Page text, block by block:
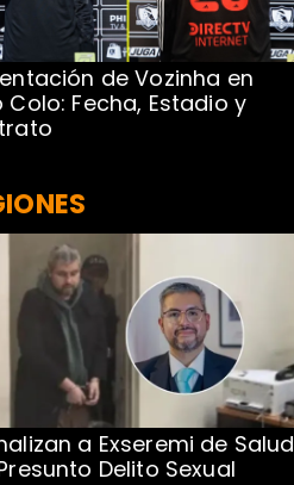
de Vozinha en
Colo: Fecha, Estadio y
a Exseremi de Salud
Delito Sexual